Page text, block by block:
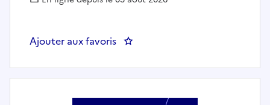
Ajouter aux favoris : Assistant administratif,